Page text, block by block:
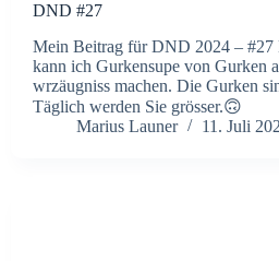
DND #27
Mein Beitrag für DND 2024 – #27
kann ich Gurkensupe von Gurken
wrzäugniss machen. Die Gurken
Täglich werden Sie grösser.🙃
Marius Launer
11. Juli